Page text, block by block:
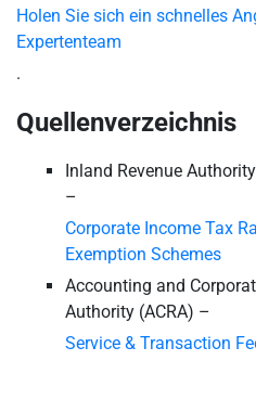
Holen Sie sich ein schnelles
Expertenteam
.
Quellenverzeichnis
Inland Revenue
–
Corporate Income Tax
Exemption Schemes
Accounting and
Authority (ACRA) –
Service & Transaction